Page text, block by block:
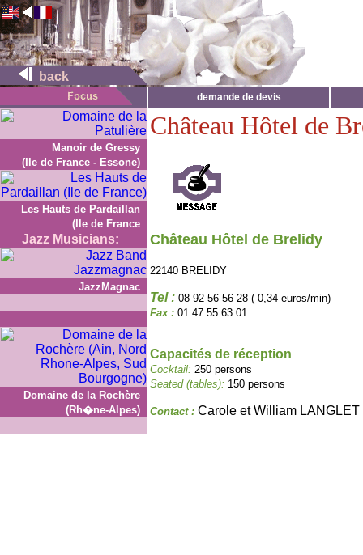
back
demande de devis
Manoir de Gressy
(Ile de France - Essone)
Les Hauts de Pardaillan
(Ile de France
Jazz Musicians:
JazzMagnac
Domaine de la Rochère
(Rh�ne-Alpes)
Château Hôtel de
Château Hôtel de Brelidy
22140 BRELIDY
Tel : 08 92 56 56 28 ( 0,34 euros/min)
Fax : 01 47 55 63 01
Capacités de réception
Cocktail: 250 persons
Seated (tables): 150 persons
Contact : Carole et William LANGLET